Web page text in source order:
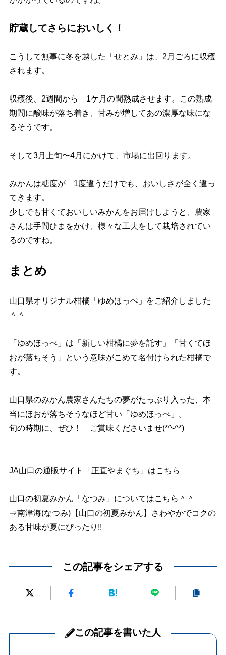
貯蔵してさらにおいしく！
こうして無事に冬を越した「せとみ」は、2月ごろに収穫
されます。
収穫後、2週間から 1ケ月の間熟成させます。この熟成
期間に酸味が落ち着き、甘みが増してあの濃厚な味にな
るそうです。
そして3月上旬〜4月にかけて、市場に出回ります。
みかんは糖度が 1度違うだけでも、おいしさが全く違っ
てきます。
少しでも甘くておいしいみかんをお届けしようと、農家
さんは手間ひまをかけ、様々な工夫をして栽培されてい
るのですね。
まとめ
山口県オリジナル柑橘「ゆめほっぺ」をご紹介しました
＾＾
「ゆめほっぺ」は「新しい柑橘に夢を託す」「甘くてほ
おが落ちそう」という意味がこめて名付けられた柑橘で
す。
山口県のみかん農家さんたちの夢がたっぷり入った、本
当にほおが落ちそうなほど甘い「ゆめほっぺ」。
旬の時期に、ぜひ！ ご賞味くださいませ(*^-^*)
JA山口の通販サイト 「正直やまぐち」はこちら
山口の初夏みかん「なつみ」についてはこちら＾＾
⇒南津海(なつみ)【山口の初夏みかん】さわやかでコクの
ある甘味が夏にぴったり!!
この記事をシェアする
この記事を書いた人